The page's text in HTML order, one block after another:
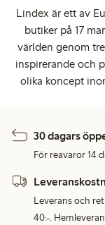
Lindex är ett av
butiker på 17
världen genom
inspirerande och
olika koncept
30 dagars
För reavaror 14
Leverans och
40:-.